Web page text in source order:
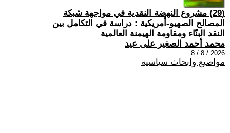
(29) مشروع النهضة النقدية في مواجهة شبكة
المصالح الصهيو-أمريكية : دراسة في التكامل بين
النقد البنّاء ومقاومة الهيمنة العالمية
محمد أحمد الصغير على عيد
2026 / 8 / 8
مواضيع وابحاث سياسية